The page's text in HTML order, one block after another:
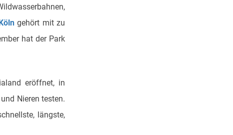
gehört mit zu
hat der Park
eröffnet, in
Nieren testen.
längste,